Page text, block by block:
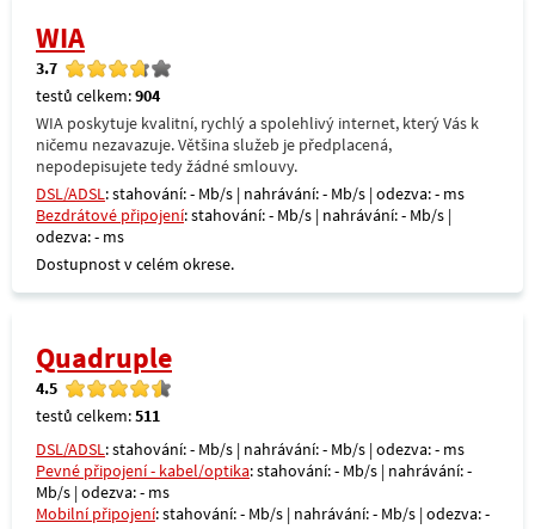
WIA
3.7
testů celkem:904
WIA poskytuje kvalitní, rychlý a spolehlivý internet, který Vás k
ničemu nezavazuje. Většina služeb je předplacená,
nepodepisujete tedy žádné smlouvy.
DSL/ADSL: stahování: - Mb/s | nahrávání: - Mb/s | odezva: - ms
Bezdrátové připojení: stahování: - Mb/s | nahrávání: - Mb/s |
odezva: - ms
Dostupnost v celém okrese.
Quadruple
4.5
testů celkem:511
DSL/ADSL: stahování: - Mb/s | nahrávání: - Mb/s | odezva: - ms
Pevné připojení - kabel/optika: stahování: - Mb/s | nahrávání: -
Mb/s | odezva: - ms
Mobilní připojení: stahování: - Mb/s | nahrávání: - Mb/s | odezva: -